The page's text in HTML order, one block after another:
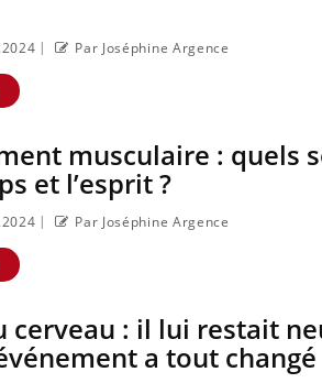
| Par Joséphine Argence
musculaire : quels
et l’esprit ?
| Par Joséphine Argence
cerveau : il lui restait
a tout changé